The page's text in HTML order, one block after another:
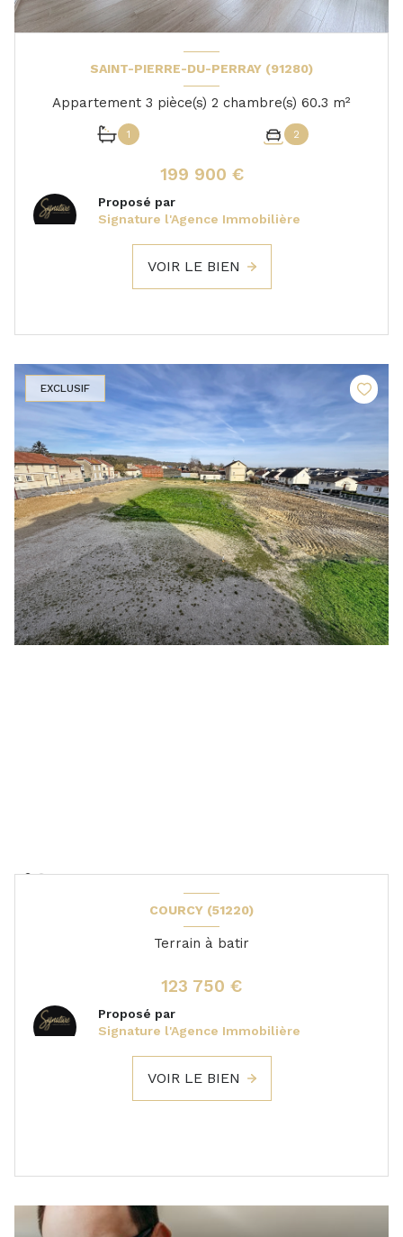
SAINT-PIERRE-DU-PERRAY (91280)
Appartement 3 pièce(s) 2 chambre(s) 60.3 m²
1 2
199 900 €
Proposé par
Signature l'Agence Immobilière
VOIR LE BIEN
EXCLUSIF
COURCY (51220)
Terrain à batir
123 750 €
Proposé par
Signature l'Agence Immobilière
VOIR LE BIEN